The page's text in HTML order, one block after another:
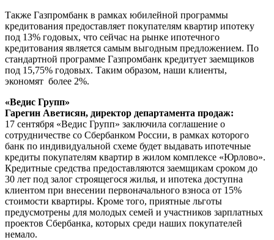
Также Газпромбанк в рамках юбилейной программы
кредитования предоставляет покупателям квартир ипотеку
под 13% годовых, что сейчас на рынке ипотечного
кредитования является самым выгодным предложением. По
стандартной программе Газпромбанк кредитует заемщиков
под 15,75% годовых. Таким образом, наши клиенты,
экономят более 2%.
«Ведис Групп»
Гарегин Аветисян, директор департамента продаж:
17 сентября «Ведис Групп» заключила соглашение о
сотрудничестве со Сбербанком России, в рамках которого
банк по индивидуальной схеме будет выдавать ипотечные
кредиты покупателям квартир в жилом комплексе «Юрлово».
Кредитные средства предоставляются заемщикам сроком до
30 лет под залог строящегося жилья, и ипотека доступна
клиентом при внесении первоначального взноса от 15%
стоимости квартиры. Кроме того, приятные льготы
предусмотрены для молодых семей и участников зарплатных
проектов Сбербанка, которых среди наших покупателей
немало.